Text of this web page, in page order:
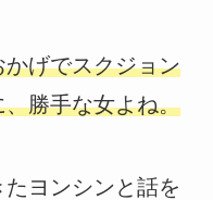
げでスクジョン
勝手な女よね。
ヨンシンと話を